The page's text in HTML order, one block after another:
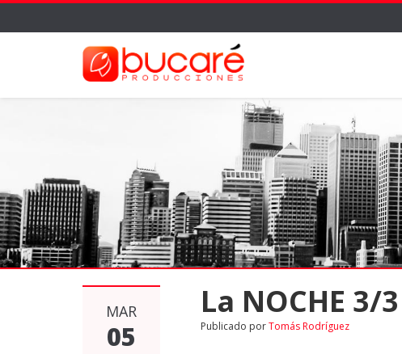
MAR
05
La NOCHE 3/3
Publicado porTomás Rodríguez